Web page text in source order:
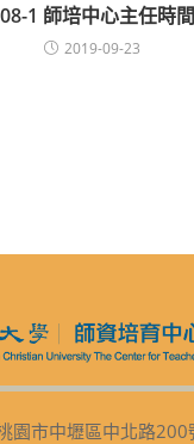
1 師培中心主任時間
2019-09-23
園市中壢區中北路200